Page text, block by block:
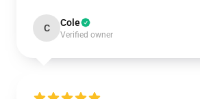
C Cole
Verified owner